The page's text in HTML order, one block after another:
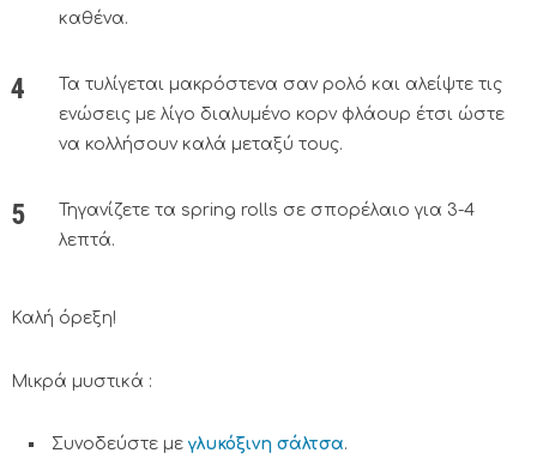
καθένα.
Τα τυλίγεται μακρόστενα σαν ρολό και αλείψτε τις
ενώσεις με λίγο διαλυμένο κορν φλάουρ έτσι ώστε
να κολλήσουν καλά μεταξύ τους.
Τηγανίζετε τα spring rolls σε σπορέλαιο για 3-4
λεπτά.
Καλή όρεξη!
Μικρά μυστικά :
Συνοδεύστε με γλυκόξινη σάλτσα.